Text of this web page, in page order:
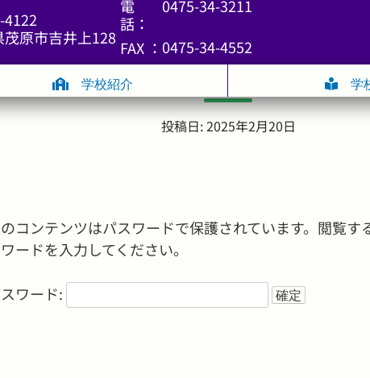
4122
茂原市吉井上128
電
話：
0475-34-3211
FAX ： 0475-34-4552
学校紹介 学
吹奏楽部Ｒ６年度 ３月予
投稿日: 2025年2月20日
コンテンツはパスワードで保護されています。閲覧す
ードを入力してください。
ワード: